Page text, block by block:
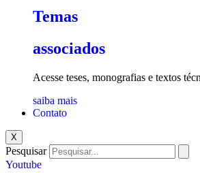
Temas
associados
Acesse teses, monografias e textos
saiba mais
Contato
X
Pesquisar
Youtube